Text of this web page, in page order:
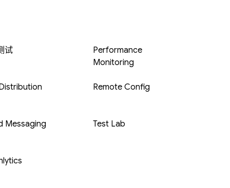
试
Messaging
Performance
Monitoring
Remote Config
Test Lab